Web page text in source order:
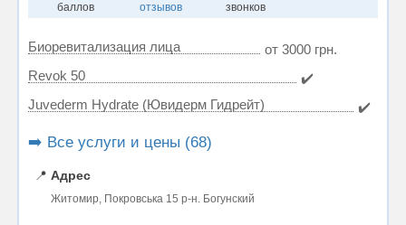
баллов отзывов звонков
Биоревитализация лица
от 3000 грн.
Revok 50
✔️
Juvederm Hydrate (Ювидерм Гидрейт)
✔️
➡️ Все услуги и цены (68)
📍 Адрес
Житомир, Покровська 15 р-н. Богунский